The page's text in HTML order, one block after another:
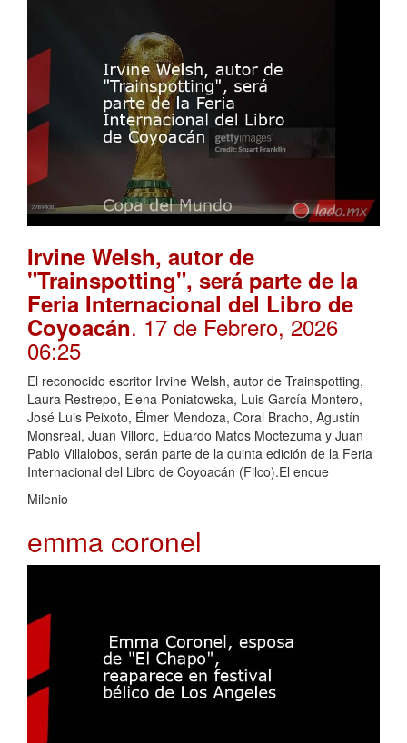
Irvine Welsh, autor de
"Trainspotting", será parte de la
Feria Internacional del Libro de
Coyoacán. 17 de Febrero, 2026
06:25
El reconocido escritor Irvine Welsh, autor de Trainspotting,
Laura Restrepo, Elena Poniatowska, Luis García Montero,
José Luis Peixoto, Élmer Mendoza, Coral Bracho, Agustín
Monsreal, Juan Villoro, Eduardo Matos Moctezuma y Juan
Pablo Villalobos, serán parte de la quinta edición de la Feria
Internacional del Libro de Coyoacán (Filco).El encue
Milenio
emma coronel